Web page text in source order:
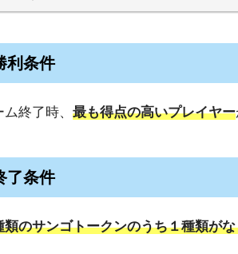
利条件
終了時、 最も得点の高いプレイヤー
了条件
類のサンゴトークンのうち１種類が